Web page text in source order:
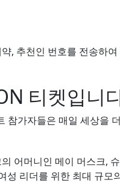
, 추천인 번호를 전송하
티켓입니
참가자들은 매일 세상을
어머니인 메이 머스크,
리더를 위한 최대 규모